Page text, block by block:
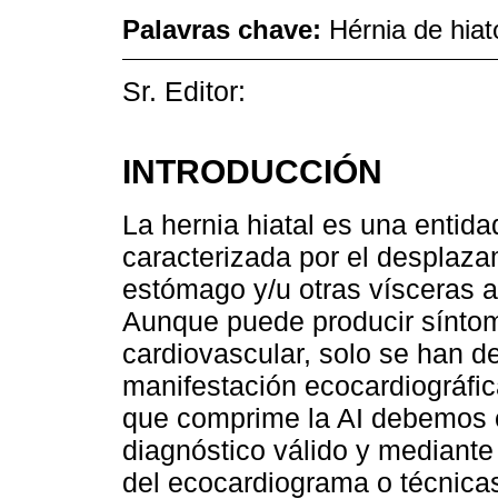
Palavras chave: Hérnia de
Sr. Editor:
INTRODUCCIÓN
La hernia hiatal es una
caracterizada por el
estómago y/u otras vísceras
Aunque puede producir
cardiovascular, solo se han
manifestación
que comprime la AI
diagnóstico válido y
del ecocardiograma o